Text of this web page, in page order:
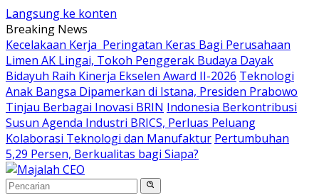
Langsung ke konten
Breaking News
Kecelakaan Kerja Peringatan Keras Bagi Perusahaan
Limen AK Lingai, Tokoh Penggerak Budaya Dayak
Bidayuh Raih Kinerja Ekselen Award II-2026 Teknologi
Anak Bangsa Dipamerkan di Istana, Presiden Prabowo
Tinjau Berbagai Inovasi BRIN Indonesia Berkontribusi
Susun Agenda Industri BRICS, Perluas Peluang
Kolaborasi Teknologi dan Manufaktur Pertumbuhan
5,29 Persen, Berkualitas bagi Siapa?